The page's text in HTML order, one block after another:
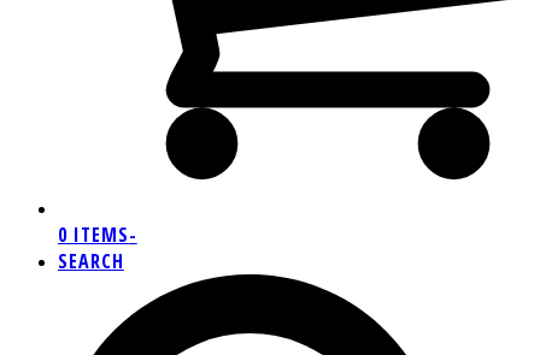
0 ITEMS-
SEARCH